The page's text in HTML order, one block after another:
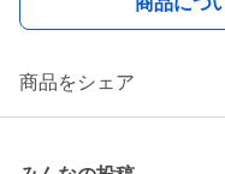
商品をシェア